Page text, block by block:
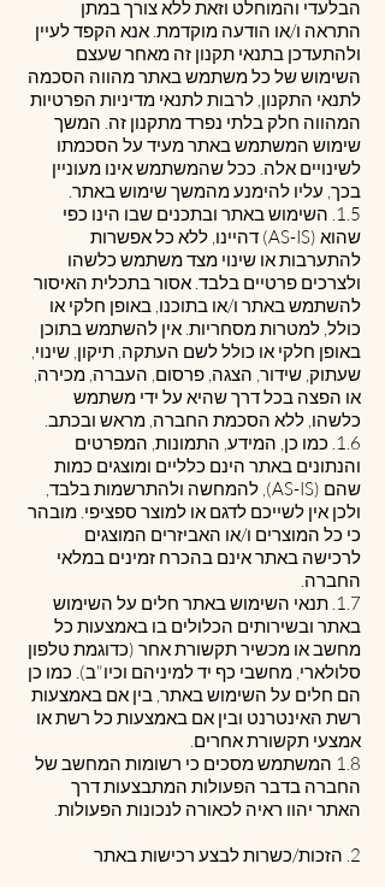
הבלעדי והמוחלט וזאת ללא צורך במתן
התראה ו/או הודעה מוקדמת. אנא הקפד לעיין
ולהתעדכן בתנאי תקנון זה מאחר שעצם
השימוש של כל משתמש באתר מהווה הסכמה
לתנאי התקנון, לרבות לתנאי מדיניות הפרטיות
המהווה חלק בלתי נפרד מתקנון זה. המשך
שימוש המשתמש באתר מעיד על הסכמתו
לשינויים אלה. ככל שהמשתמש אינו מעוניין
בכך, עליו להימנע מהמשך שימוש באתר.
1.5. השימוש באתר ובתכנים שבו הינו כפי
שהוא (AS-IS) דהיינו, ללא כל אפשרות
להתערבות או שינוי מצד משתמש כלשהו
ולצרכים פרטיים בלבד. אסור בתכלית האיסור
להשתמש באתר ו/או בתוכנו, באופן חלקי או
כולל, למטרות מסחריות. אין להשתמש בתוכן
באופן חלקי או כולל לשם העתקה, תיקון, שינוי,
שעתוק, שידור, הצגה, פרסום, העברה, מכירה,
או הפצה בכל דרך שהיא על ידי משתמש
כלשהו, ללא הסכמת החברה, מראש ובכתב.
1.6. כמו כן, המידע, התמונות, המפרטים
והנתונים באתר הינם כלליים ומוצגים כמות
שהם (AS-IS), להמחשה ולהתרשמות בלבד,
ולכן אין לשייכם לדגם או למוצר ספציפי. מובהר
כי כל המוצרים ו/או האביזרים המוצגים
לרכישה באתר אינם בהכרח זמינים במלאי
החברה.
1.7. תנאי השימוש באתר חלים על השימוש
באתר ובשירותים הכלולים בו באמצעות כל
מחשב או מכשיר תקשורת אחר (כדוגמת טלפון
סלולארי, מחשבי כף יד למיניהם וכיו"ב). כמו כן
הם חלים על השימוש באתר, בין אם באמצעות
רשת האינטרנט ובין אם באמצעות כל רשת או
אמצעי תקשורת אחרים.
1.8 המשתמש מסכים כי רשומות המחשב של
החברה בדבר הפעולות המתבצעות דרך
האתר יהוו ראיה לכאורה לנכונות הפעולות.
2. הזכות/כשרות לבצע רכישות באתר